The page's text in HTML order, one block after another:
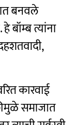
बनवले
बॉम्ब त्यांना
कारवाई
समाजात